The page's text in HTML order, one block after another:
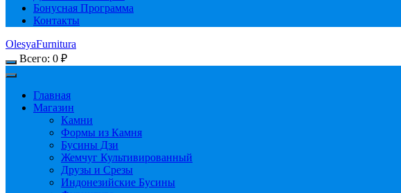
Бонусная Программа
Контакты
OlesyaFurnitura
Всего: 0 ₽
Главная
Магазин
Камни
Формы из Камня
Бусины Дзи
Жемчуг Культивированный
Друзы и Срезы
Индонезийские Бусины